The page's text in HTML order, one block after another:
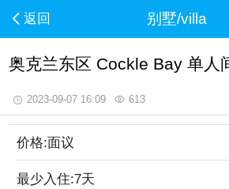
返回 别墅/villa
奥克兰东区 Cockle Bay 单人
2023-09-07 16:09 613
价格:面议
最少入住:7天